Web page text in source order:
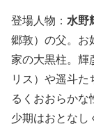
登場人物： 水野
郷敦）の父。お
家の大黒柱。輝
リス）や遥斗た
るくおおらかな
少期はおとなし